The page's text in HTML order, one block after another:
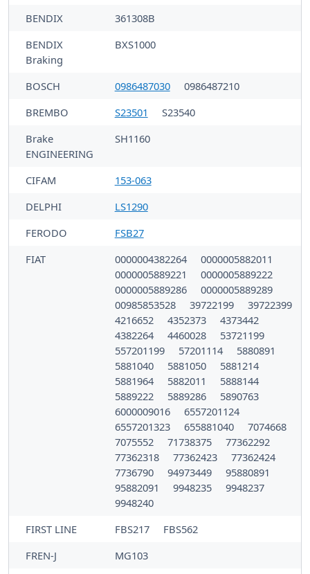
BENDIX
361308B
BENDIX
Braking
BXS1000
BOSCH 0986487030
0986487210
BREMBO
S23501
S23540
Brake
ENGINEERING
SH1160
CIFAM
153-063
DELPHI
LS1290
FERODO
FSB27
FIAT
0000004382264
0000005882011
0000005889221
0000005889222
0000005889286
0000005889289
00985853528
39722199
39722399
4216652
4352373
4373442
4382264
4460028
53721199
557201199
57201114
5880891
5881040
5881050
5881214
5881964
5882011
5888144
5889222
5889286
5890763
6000009016
6557201124
6557201323
655881040
7074668
7075552
71738375
77362292
77362318
77362423
77362424
7736790
94973449
95880891
95882091
9948235
9948237
9948240
FIRST LINE
FBS217
FBS562
FREN-J
MG103